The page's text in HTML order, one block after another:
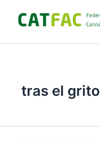
contenido
tras el grito